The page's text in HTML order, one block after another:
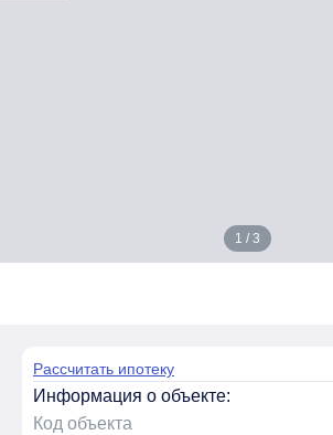
1 / 3
Рассчитать ипотеку
Информация о объекте:
Код объекта